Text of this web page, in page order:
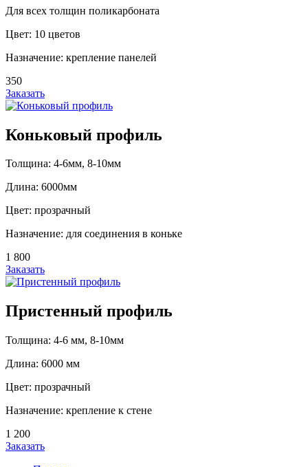
Для всех толщин поликарбоната
Цвет: 10 цветов
Назначение: крепление панелей
350
Заказать
Коньковый профиль
Толщина: 4-6мм, 8-10мм
Длина: 6000мм
Цвет: прозрачный
Назначение: для соединения в коньке
1 800
Заказать
Пристенный профиль
Толщина: 4-6 мм, 8-10мм
Длина: 6000 мм
Цвет: прозрачный
Назначение: крепление к стене
1 200
Заказать